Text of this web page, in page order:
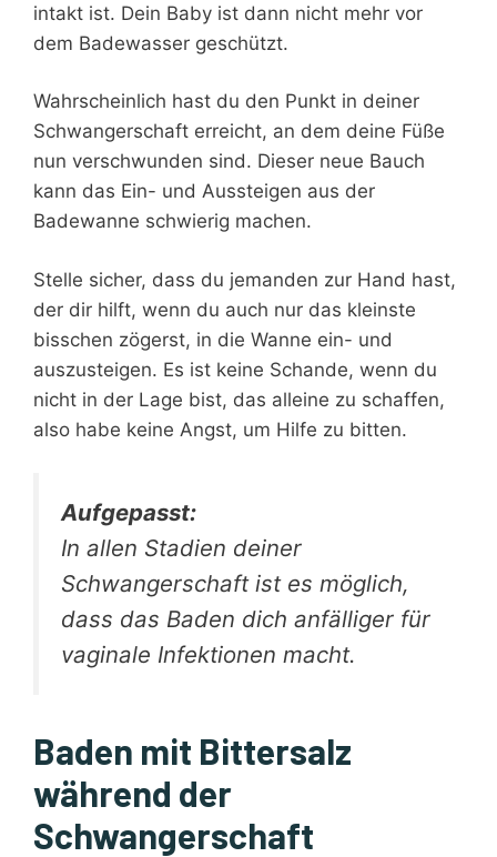
intakt ist. Dein Baby ist dann nicht mehr vor
dem Badewasser geschützt.
Wahrscheinlich hast du den Punkt in deiner
Schwangerschaft erreicht, an dem deine Füße
nun verschwunden sind. Dieser neue Bauch
kann das Ein- und Aussteigen aus der
Badewanne schwierig machen.
Stelle sicher, dass du jemanden zur Hand hast,
der dir hilft, wenn du auch nur das kleinste
bisschen zögerst, in die Wanne ein- und
auszusteigen. Es ist keine Schande, wenn du
nicht in der Lage bist, das alleine zu schaffen,
also habe keine Angst, um Hilfe zu bitten.
Aufgepasst:
In allen Stadien deiner
Schwangerschaft ist es möglich,
dass das Baden dich anfälliger für
vaginale Infektionen macht.
Baden mit Bittersalz
während der
Schwangerschaft